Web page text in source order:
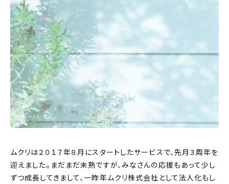
ムクリは２０１７年８月にスタートしたサービスで、先月３周年を
迎えました。まだまだ未熟ですが、みなさんの応援もあって少し
ずつ成長してきまして、一昨年ムクリ株式会社として法人化もし